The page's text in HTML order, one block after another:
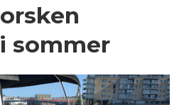
sommer